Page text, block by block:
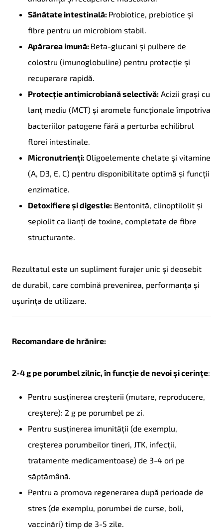
Sănătate intestinală: Probiotice, prebiotice și
fibre pentru un microbiom stabil.
Apărarea imună: Beta-glucani și pulbere de
colostru (imunoglobuline) pentru protecție și
recuperare rapidă.
Protecție antimicrobiană selectivă: Acizii grași cu
lanț mediu (MCT) și aromele funcționale împotriva
bacteriilor patogene fără a perturba echilibrul
florei intestinale.
Micronutrienți: Oligoelemente chelate și vitamine
(A, D3, E, C) pentru disponibilitate optimă și funcții
enzimatice.
Detoxifiere și digestie: Bentonită, clinoptilolit și
sepiolit ca lianți de toxine, completate de fibre
structurante.
Rezultatul este un supliment furajer unic și deosebit
de durabil, care combină prevenirea, performanța și
ușurința de utilizare.
Recomandare de hrănire:
2-4 g pe porumbel zilnic, în funcție de nevoi și cerințe:
Pentru susținerea creșterii (mutare, reproducere,
creștere): 2 g pe porumbel pe zi.
Pentru susținerea imunității (de exemplu,
creșterea porumbeilor tineri, JTK, infecții,
tratamente medicamentoase) de 3-4 ori pe
săptămână.
Pentru a promova regenerarea după perioade de
stres (de exemplu, porumbei de curse, boli,
vaccinări) timp de 3-5 zile.